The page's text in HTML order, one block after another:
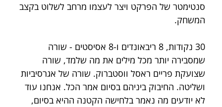
סנטימטר של הפרקט ויצר לעצמו מרחב לשלוט בקצב
המשחק.
30 נקודות, 8 ריבאונדים ו-8 אסיסטים - שורה
שמסבירה יותר מכל מילים את מה שלמד, שורה
שצועקת פריים ראסל ווסטברוק. שורה של אגרסיביות
ושליטה. החיבוק ביניהם בסיום אמר הכל. אנחנו עוד
לא יודעים מה נאמר בלחישה הקטנה ההיא בסיום,